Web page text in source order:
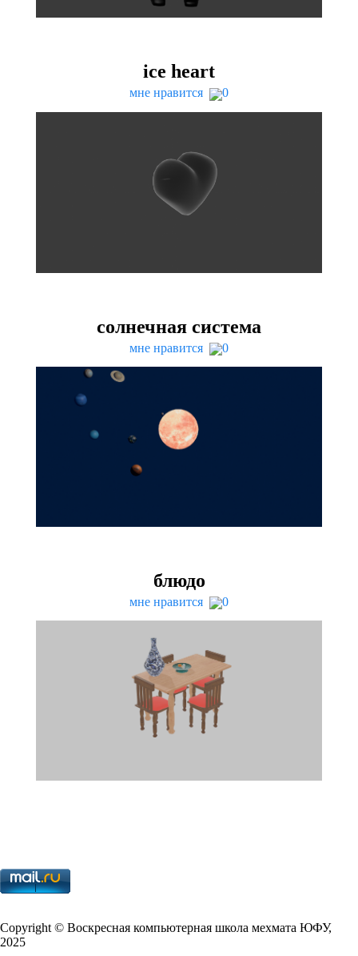
ice heart
мне нравится 0
солнечная система
мне нравится 0
блюдо
мне нравится 0
Copy­right © Воскресная компьютерная школа мехмата ЮФУ,
2025